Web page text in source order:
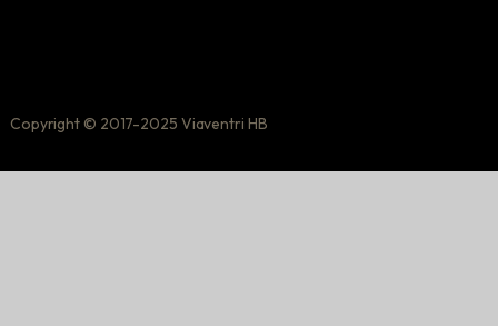
Copyright © 2017-2025 Viaventri HB